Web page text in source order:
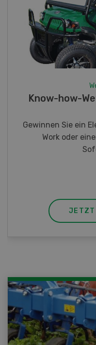
Fotorätsel
Gewinnen Sie
Taschenmessern
JETZT